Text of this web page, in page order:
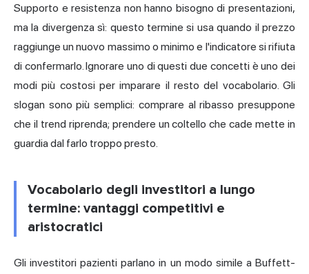
Supporto e resistenza non hanno bisogno di presentazioni,
ma la divergenza sì: questo termine si usa quando il prezzo
raggiunge un nuovo massimo o minimo e l'indicatore si rifiuta
di confermarlo. Ignorare uno di questi due concetti è uno dei
modi più costosi per imparare il resto del vocabolario. Gli
slogan sono più semplici: comprare al ribasso presuppone
che il trend riprenda; prendere un coltello che cade mette in
guardia dal farlo troppo presto.
Vocabolario degli investitori a lungo
termine: vantaggi competitivi e
aristocratici
Gli investitori pazienti parlano in un modo simile a Buffett-